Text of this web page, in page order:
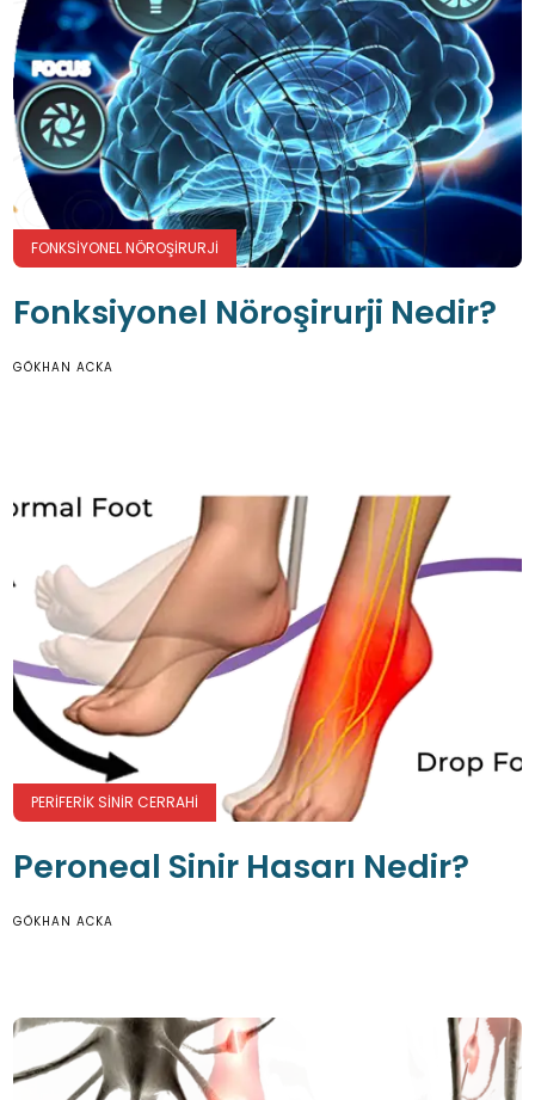
FONKSIYONEL NÖROŞIRURJI
Fonksiyonel Nöroşirurji Nedir?
GÖKHAN ACKA
PERIFERIK SINIR CERRAHI
Peroneal Sinir Hasarı Nedir?
GÖKHAN ACKA